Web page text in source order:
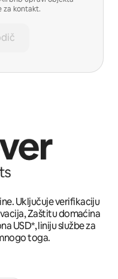
za kontakt.
Uključuje verifikaciju
Zaštitu domaćina
USD*, liniju službe za
toga.